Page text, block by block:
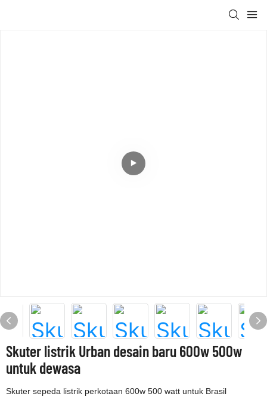
Skuter listrik Urban desain baru 600w 500w
untuk dewasa
Skuter sepeda listrik perkotaan 600w 500 watt untuk Brasil